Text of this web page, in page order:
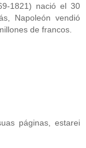
1821) nació el 30
Napoleón vendió
de francos.
páginas, estarei